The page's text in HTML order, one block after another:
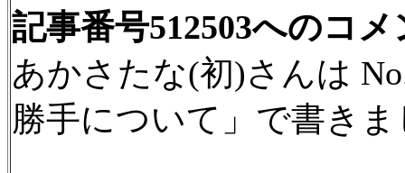
記事番号512503へのコメ
あかさたな(初)さんは
勝手について」で書き